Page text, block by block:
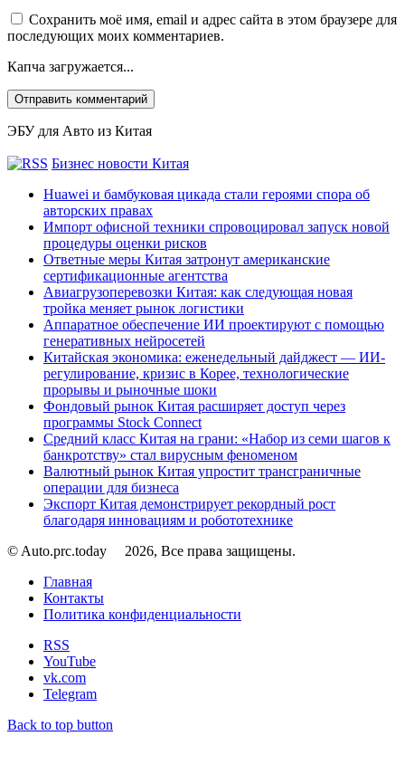
Сохранить моё имя, email и адрес сайта в этом браузере для
последующих моих комментариев.
Капча загружается...
ЭБУ для Авто из Китая
Бизнес новости Китая
Huawei и бамбуковая цикада стали героями спора об
авторских правах
Импорт офисной техники спровоцировал запуск новой
процедуры оценки рисков
Ответные меры Китая затронут американские
сертификационные агентства
Авиагрузоперевозки Китая: как следующая новая
тройка меняет рынок логистики
Аппаратное обеспечение ИИ проектируют с помощью
генеративных нейросетей
Китайская экономика: еженедельный дайджест — ИИ-
регулирование, кризис в Корее, технологические
прорывы и рыночные шоки
Фондовый рынок Китая расширяет доступ через
программы Stock Connect
Средний класс Китая на грани: «Набор из семи шагов к
банкротству» стал вирусным феноменом
Валютный рынок Китая упростит трансграничные
операции для бизнеса
Экспорт Китая демонстрирует рекордный рост
благодаря инновациям и робототехнике
© Auto.prc.today
2026, Все права защищены.
Главная
Контакты
Политика конфиденциальности
RSS
YouTube
vk.com
Telegram
Back to top button